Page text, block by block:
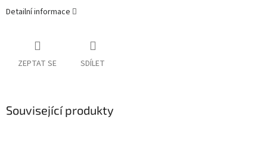
Detailní informace
ZEPTAT SE SDÍLET
Související produkty